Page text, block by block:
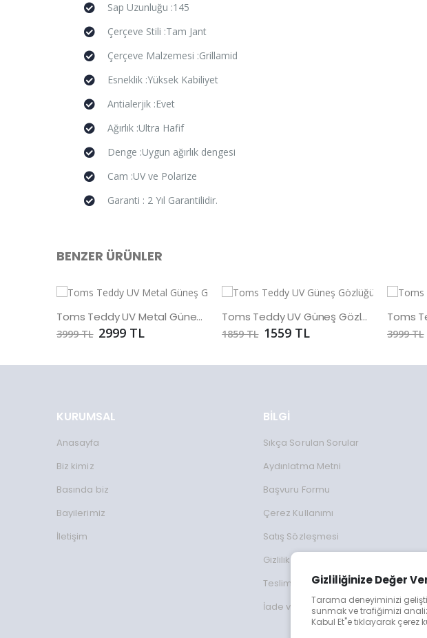
Gizliliğinize Değer
Tarama deneyiminizi
sunmak ve trafiğimizi
Kabul Et"e tıklayarak çerez
Sap Uzunluğu :145
Çerçeve Stili :Tam Jant
Çerçeve Malzemesi :Grillamid
Esneklik :Yüksek Kabiliyet
Antialerjik :Evet
Ağırlık :Ultra Hafif
Denge :Uygun ağırlık dengesi
Cam :UV ve Polarize
Garanti : 2 Yıl Garantilidir.
BENZER ÜRÜNLER
Toms Teddy UV Metal Güneş Gözlüğü
3999 TL 2999 TL
Toms Teddy UV Güneş Gözlüğü
1859 TL 1559 TL 3999 TL
KURUMSAL
Anasayfa
Biz kimiz
Basında biz
Bayilerimiz
İletişim
BİLGİ
Sıkça Sorulan Sorular
Aydınlatma Metni
Başvuru Formu
Çerez Kullanımı
Satış Sözleşmesi
Gizlilik Koşulları
Teslimat Bilgileri
İade ve Değişim